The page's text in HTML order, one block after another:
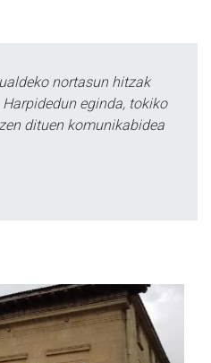
nortasun hitzak
eginda, tokiko
dituen komunikabidea